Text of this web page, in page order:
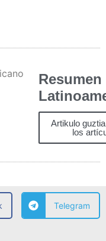
Resumen
Artikulo
los
Telegram